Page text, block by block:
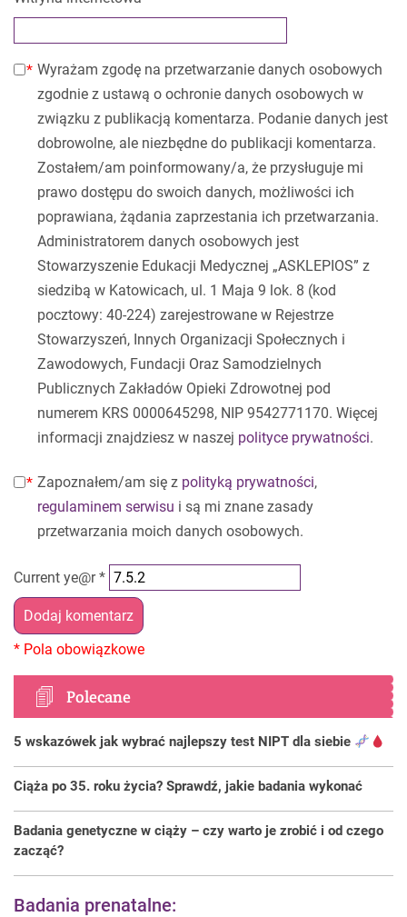
Wyrażam zgodę na przetwarzanie danych osobowych
zgodnie z ustawą o ochronie danych osobowych w
związku z publikacją komentarza. Podanie danych jest
dobrowolne, ale niezbędne do publikacji komentarza.
Zostałem/am poinformowany/a, że przysługuje mi
prawo dostępu do swoich danych, możliwości ich
poprawiana, żądania zaprzestania ich przetwarzania.
Administratorem danych osobowych jest
Stowarzyszenie Edukacji Medycznej „ASKLEPIOS” z
siedzibą w Katowicach, ul. 1 Maja 9 lok. 8 (kod
pocztowy: 40-224) zarejestrowane w Rejestrze
Stowarzyszeń, Innych Organizacji Społecznych i
Zawodowych, Fundacji Oraz Samodzielnych
Publicznych Zakładów Opieki Zdrowotnej pod
numerem KRS 0000645298, NIP 9542771170. Więcej
informacji znajdziesz w naszej polityce prywatności.
Zapoznałem/am się z polityką prywatności,
regulaminem serwisu i są mi znane zasady
przetwarzania moich danych osobowych.
Current ye@r*
Polecane
5 wskazówek jak wybrać najlepszy test NIPT dla siebie
Ciąża po 35. roku życia? Sprawdź, jakie badania wykonać
Badania genetyczne w ciąży – czy warto je zrobić i od czego
zacząć?
Badania prenatalne: